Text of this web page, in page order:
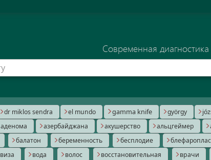
Современная
dr miklos sendra el mundo gamma knife györgy
аденома азербайджана акушерство альцгеймер
балатон беременность бесплодие
виза вода волос восстановительная врачи